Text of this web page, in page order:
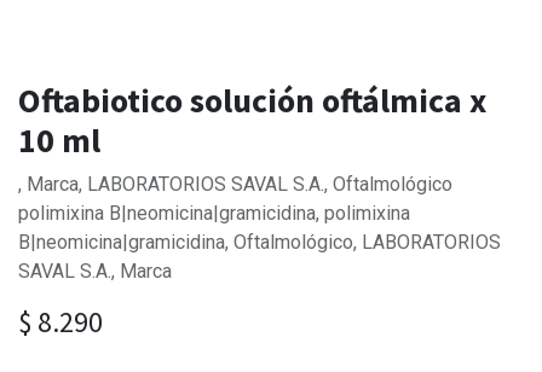
Oftabiotico solución oftálmica x
10 ml
, Marca, LABORATORIOS SAVAL S.A., Oftalmológico
polimixina B|neomicina|gramicidina, polimixina
B|neomicina|gramicidina, Oftalmológico, LABORATORIOS
SAVAL S.A., Marca
$ 8.290